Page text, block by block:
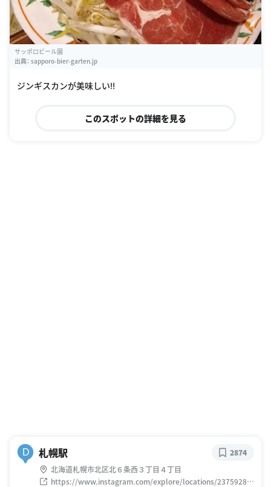
サッポロビール園
出典： sapporo-bier-garten.jp
ジンギスカンが美味しい‼︎
このスポットの詳細を見る
D 札幌駅
北海道札幌市北区北６条西３丁目４丁目
https://www.instagram.com/explore/locations/23759289
2874